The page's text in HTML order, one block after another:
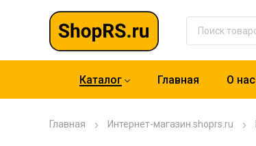
Каталог Главная О нас
Главная Интернет-магазин shoprs.ru